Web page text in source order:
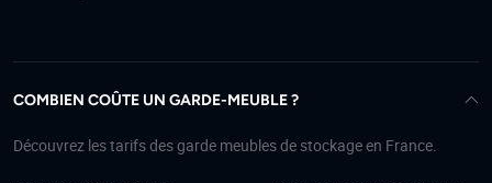
COMBIEN COÛTE UN GARDE-MEUBLE ?
Découvrez les tarifs des garde meubles de stockage en France.